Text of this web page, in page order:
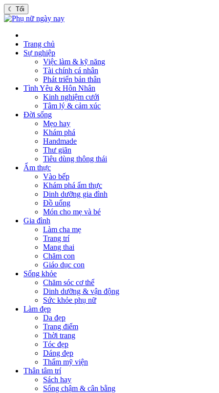
☾ Tối
Trang chủ
Sự nghiệp
Việc làm & kỹ năng
Tài chính cá nhân
Phát triển bản thân
Tình Yêu & Hôn Nhân
Kinh nghiệm cưới
Tâm lý & cảm xúc
Đời sống
Mẹo hay
Khám phá
Handmade
Thư giãn
Tiêu dùng thông thái
Ẩm thực
Vào bếp
Khám phá ẩm thực
Dinh dưỡng gia đình
Đồ uống
Món cho mẹ và bé
Gia đình
Làm cha mẹ
Trang trí
Mang thai
Chăm con
Giáo dục con
Sống khỏe
Chăm sóc cơ thể
Dinh dưỡng & vận động
Sức khỏe phụ nữ
Làm đẹp
Da đẹp
Trang điểm
Thời trang
Tóc đẹp
Dáng đẹp
Thẩm mỹ viện
Thân tâm trí
Sách hay
Sống chậm & cân bằng